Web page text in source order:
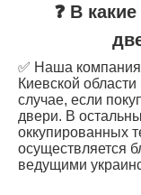
❓ В
✅ Наша компания
Киевской
случае, если
двери. В
оккупированных
осуществляется
ведущими